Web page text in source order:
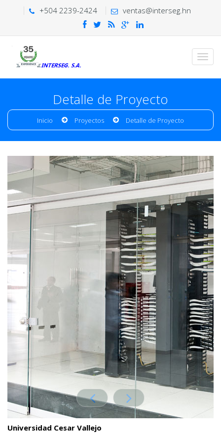
+504 2239-2424 ventas@interseg.hn
Detalle de Proyecto
Inicio Proyectos Detalle de Proyecto
Universidad Cesar Vallejo